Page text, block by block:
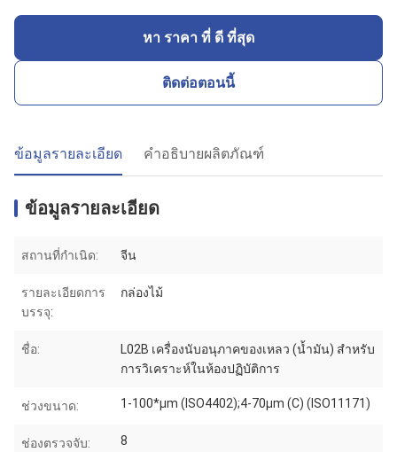
หา ราคา ที่ ดี ที่สุด
ติดต่อตอนนี้
ข้อมูลรายละเอียด คำอธิบายผลิตภัณฑ์
ข้อมูลรายละเอียด
สถานที่กำเนิด: จีน
รายละเอียดการ
บรรจุ:
กล่องไม้
ชื่อ:
L02B เครื่องนับอนุภาคของเหลว (น้ำมัน) สำหรับ
การวิเคราะห์ในห้องปฏิบัติการ
ช่วงขนาด: 1-100*μm (ISO4402);4-70μm (C) (ISO11171)
ช่องตรวจจับ: 8